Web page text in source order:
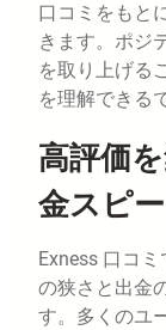
口コミをもと
きます。ポジ
を取り上げる
を理解できる
高評価
金スピ
Exness 口コ
の狭さと出金
す。多くのユ